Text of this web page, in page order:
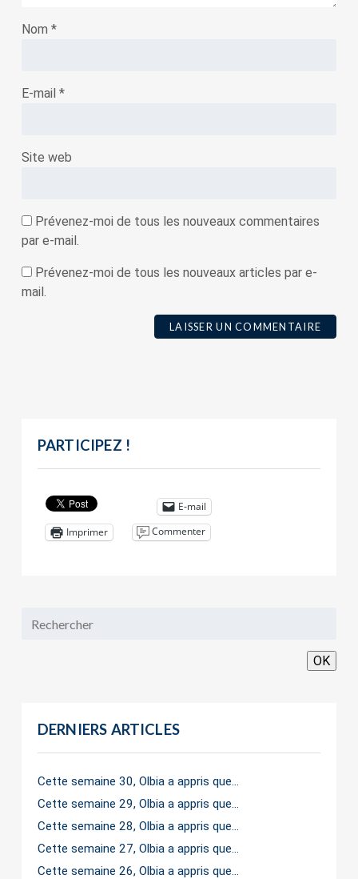
Nom *
E-mail *
Site web
Prévenez-moi de tous les nouveaux commentaires
par e-mail.
Prévenez-moi de tous les nouveaux articles par e-
mail.
PARTICIPEZ !
E-mail
Imprimer
Commenter
OK
DERNIERS ARTICLES
Cette semaine 30, Olbia a appris que…
Cette semaine 29, Olbia a appris que…
Cette semaine 28, Olbia a appris que…
Cette semaine 27, Olbia a appris que…
Cette semaine 26, Olbia a appris que…